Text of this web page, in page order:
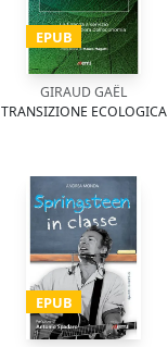
EPUB
GIRAUD GAËL
TRANSIZIONE ECOLOGICA
EPUB